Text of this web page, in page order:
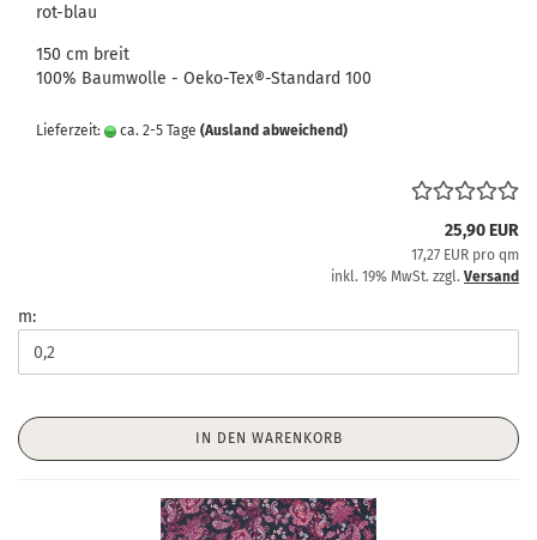
rot-blau
150 cm breit
100% Baumwolle - Oeko-Tex®-Standard 100
Lieferzeit: ca. 2-5 Tage (Ausland abweichend)
25,90 EUR
17,27 EUR pro qm
inkl. 19% MwSt. zzgl. Versand
m:
IN DEN WARENKORB